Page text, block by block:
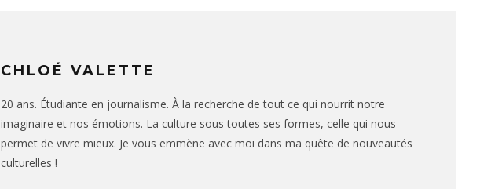
CHLOÉ VALETTE
20 ans. Étudiante en journalisme. À la recherche de tout ce qui nourrit notre
imaginaire et nos émotions. La culture sous toutes ses formes, celle qui nous
permet de vivre mieux. Je vous emmène avec moi dans ma quête de nouveautés
culturelles !